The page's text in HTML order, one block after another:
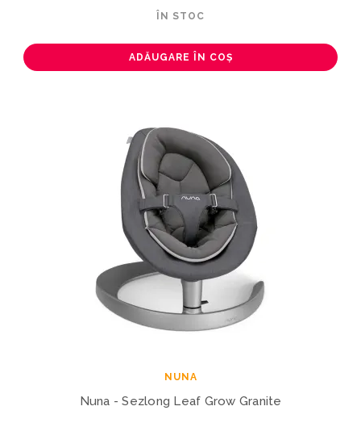
ÎN STOC
ADĂUGARE ÎN COȘ
NUNA
Nuna - Sezlong Leaf Grow Granite